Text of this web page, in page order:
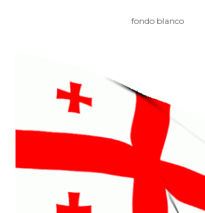
fondo blanco